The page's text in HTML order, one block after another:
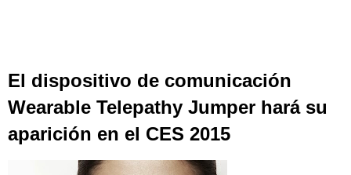
El dispositivo de comunicación
Wearable Telepathy Jumper hará su
aparición en el CES 2015